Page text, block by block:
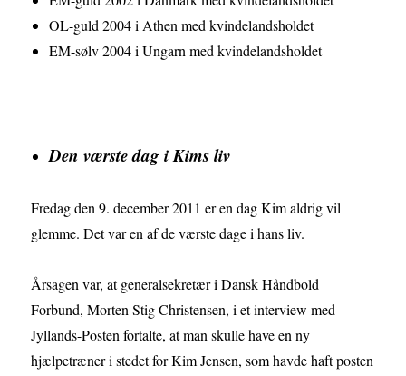
OL-guld 2004 i Athen med kvindelandsholdet
EM-sølv 2004 i Ungarn med kvindelandsholdet
Den værste dag i Kims liv
Fredag den 9. december 2011 er en dag Kim aldrig vil
glemme. Det var en af de værste dage i hans liv.
Årsagen var, at generalsekretær i Dansk Håndbold
Forbund, Morten Stig Christensen, i et interview med
Jyllands-Posten fortalte, at man skulle have en ny
hjælpetræner i stedet for Kim Jensen, som havde haft posten